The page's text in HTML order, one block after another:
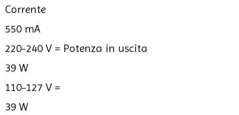
Corrente
550 mA
220-240 V = Potenza in uscita
39 W
110-127 V =
39 W